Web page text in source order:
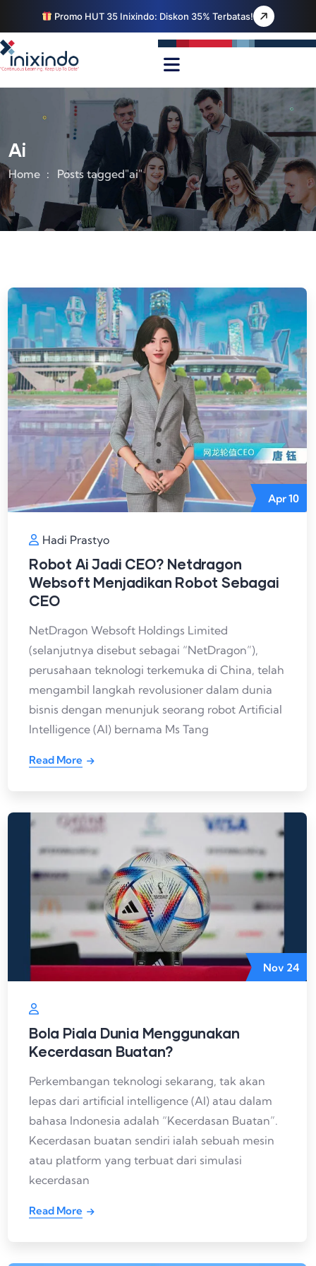
Promo HUT 35 Inixindo: Diskon 35% Terbatas!
Ai
Home Posts tagged"ai"
Apr10
Hadi Prastyo
Robot Ai Jadi CEO? Netdragon
Websoft Menjadikan Robot Sebagai
CEO
NetDragon Websoft Holdings Limited
(selanjutnya disebut sebagai “NetDragon”),
perusahaan teknologi terkemuka di China, telah
mengambil langkah revolusioner dalam dunia
bisnis dengan menunjuk seorang robot Artificial
Intelligence (AI) bernama Ms Tang
Read More
Nov 24
Bola Piala Dunia Menggunakan
Kecerdasan Buatan?
Perkembangan teknologi sekarang, tak akan
lepas dari artificial intelligence (AI) atau dalam
bahasa Indonesia adalah “Kecerdasan Buatan”.
Kecerdasan buatan sendiri ialah sebuah mesin
atau platform yang terbuat dari simulasi
kecerdasan
Read More